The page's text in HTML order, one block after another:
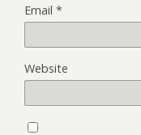
Email *
Website